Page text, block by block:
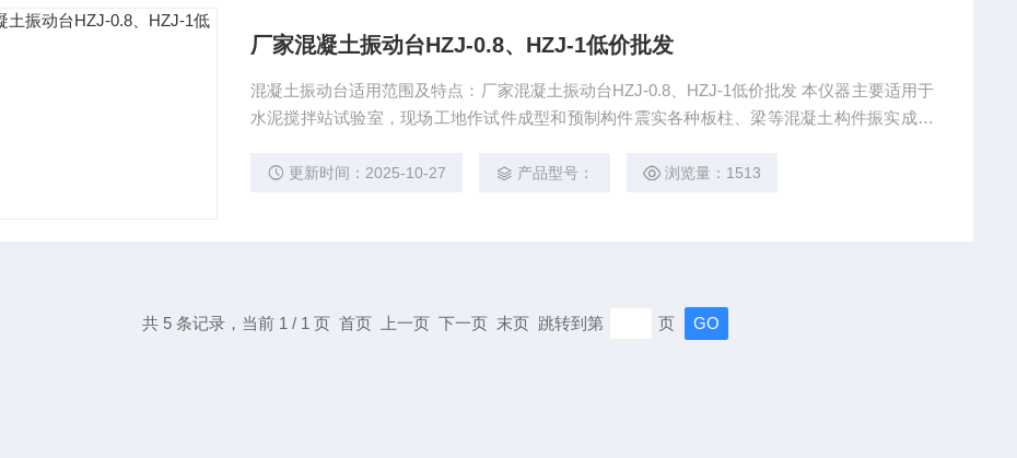
厂家混凝土振动台HZJ-0.8、HZJ-1低价批发
混凝土振动台适用范围及特点：厂家混凝土振动台HZJ-0.8、HZJ-1低价批发 本仪器主要适用于
水泥搅拌站试验室，现场工地作试件成型和预制构件震实各种板柱、梁等混凝土构件振实成型
点。 本产品是商砼搅拌站、质检公司、水泥厂、建筑施工单位、有关专业院校及科研单位水泥
更新时间：2025-10-27 产品型号： 浏览量：1513
共 5 条记录，当前 1 / 1 页 首页 上一页 下一页 末页 跳转到第 页